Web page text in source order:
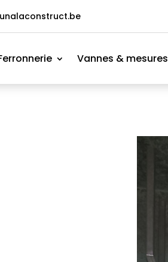
Vannes & mesures